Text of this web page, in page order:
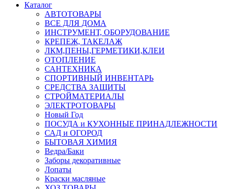
Каталог
АВТОТОВАРЫ
ВСЕ ДЛЯ ДОМА
ИНСТРУМЕНТ, ОБОРУДОВАНИЕ
КРЕПЕЖ, ТАКЕЛАЖ
ЛКМ,ПЕНЫ,ГЕРМЕТИКИ,КЛЕИ
ОТОПЛЕНИЕ
САНТЕХНИКА
СПОРТИВНЫЙ ИНВЕНТАРЬ
СРЕДСТВА ЗАЩИТЫ
СТРОЙМАТЕРИАЛЫ
ЭЛЕКТРОТОВАРЫ
Новый Год
ПОСУДА и КУХОННЫЕ ПРИНАДЛЕЖНОСТИ
САД и ОГОРОД
БЫТОВАЯ ХИМИЯ
Ведра/Баки
Заборы декоративные
Лопаты
Краски масляные